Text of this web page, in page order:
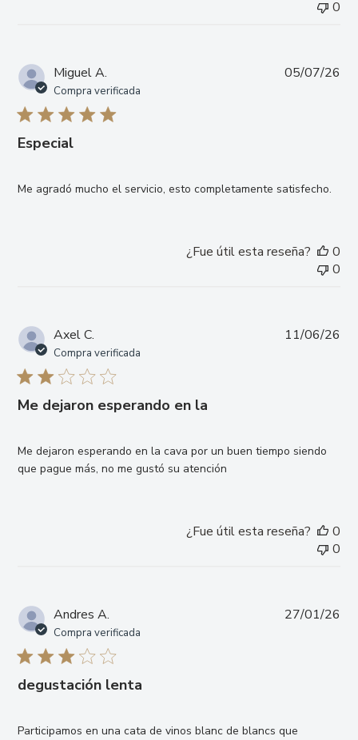
0
Miguel A.
Compra verificada
Especial
Me agradó mucho el servicio, esto completamente satisfecho.
05/07/26
¿Fue útil esta reseña?
0
0
Axel C.
Compra verificada
Me dejaron esperando en la
Me dejaron esperando en la cava por un buen tiempo siendo
que pague más, no me gustó su atención
11/06/26
¿Fue útil esta reseña?
0
0
Andres A.
Compra verificada
degustación lenta
Participamos en una cata de vinos blanc de blancs que
27/01/26